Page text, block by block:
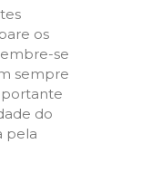
os
se
sempre
do
pela